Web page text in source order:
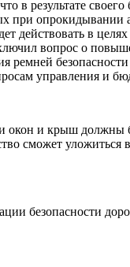
в результате
при
действовать в
вопрос о
управления и
окон и крыш должны
сможет
безопасности